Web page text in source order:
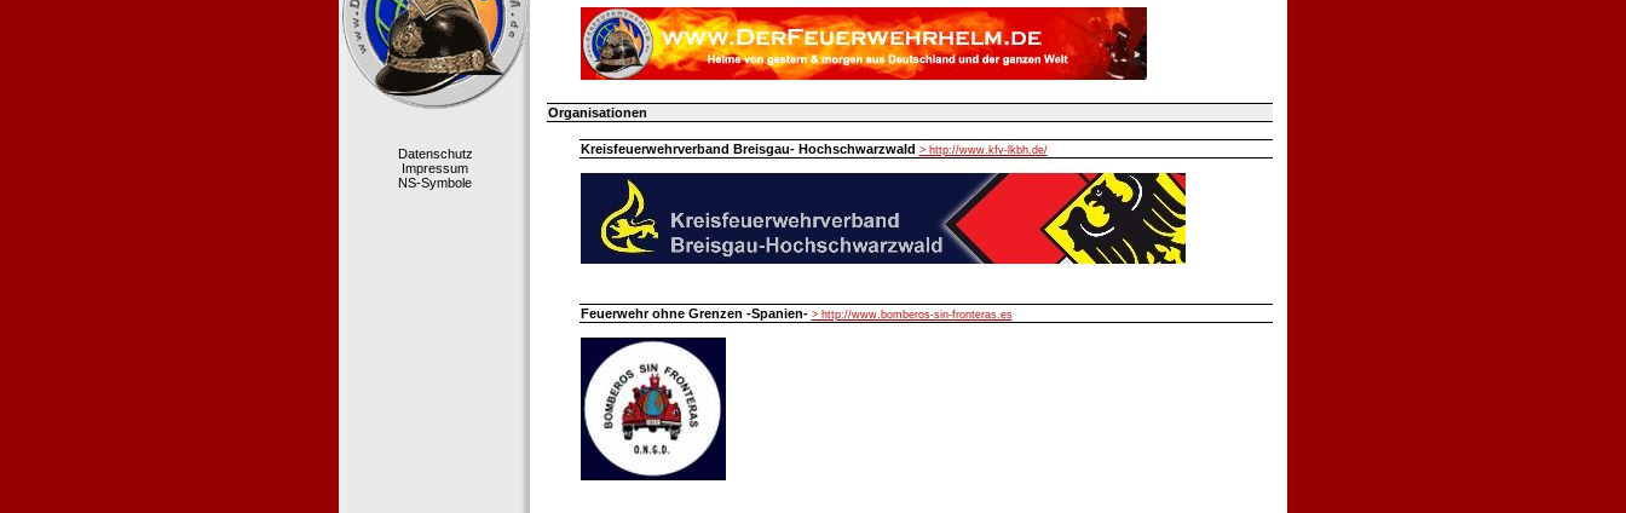
Datenschutz
Impressum
NS-Symbole
Organisationen
Kreisfeuerwehrverband Breisgau- Hochschwarzwald > http://www.kfv-lkbh.de/
Feuerwehr ohne Grenzen -Spanien- > http://www.bomberos-sin-fronteras.es